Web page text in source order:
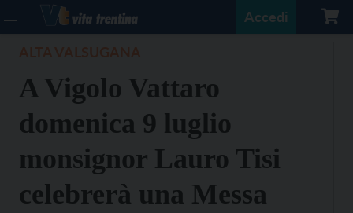
Accedi
A Vigolo Vattaro
domenica 9 luglio
monsignor Lauro Tisi
celebrerà una Messa